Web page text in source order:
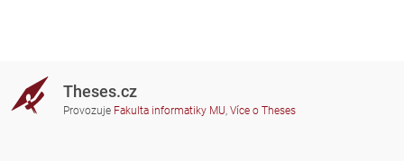
Theses.cz
Provozuje Fakulta informatiky MU, Více o Theses